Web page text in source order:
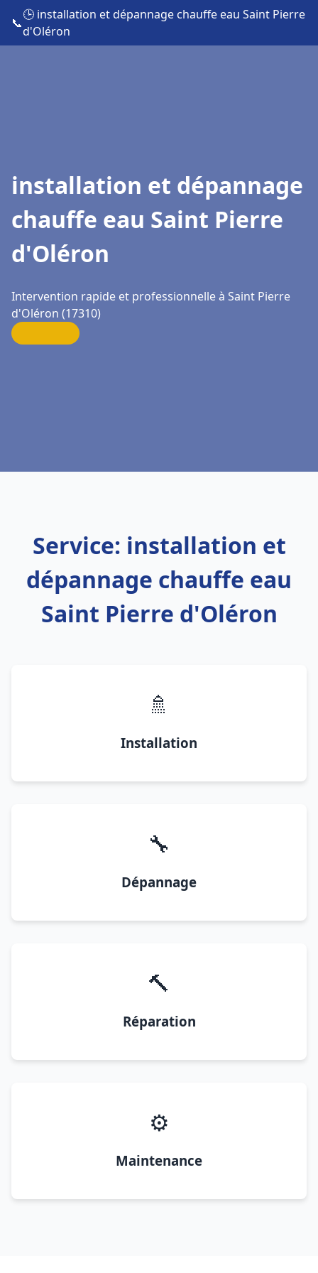
📞
🕒 installation et dépannage chauffe eau Saint Pierre
d'Oléron
installation et dépannage
chauffe eau Saint Pierre
d'Oléron
Intervention rapide et professionnelle à Saint Pierre
d'Oléron (17310)
Service: installation et
dépannage chauffe eau
Saint Pierre d'Oléron
🚿
Installation
🔧
Dépannage
🔨
Réparation
⚙️
Maintenance